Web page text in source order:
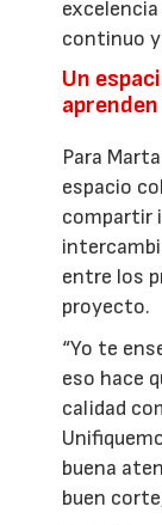
continuo
Un
aprenden
Para
espacio
compartir
entre los
proyecto.
“Yo te
eso hace
calidad
buena
buen